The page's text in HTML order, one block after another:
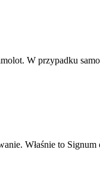
W przypadku
Właśnie to